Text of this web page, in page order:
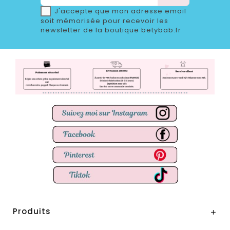
J'accepte que mon adresse email
soit mémorisée pour recevoir les
newsletter de la boutique betybab.fr
Produits 